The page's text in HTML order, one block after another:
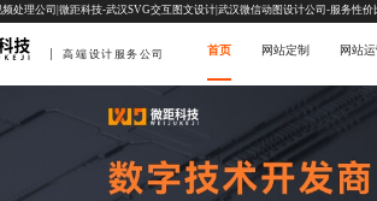
处理公司|微距科技-武汉SVG交互图文设计|武汉微信动图设计公司-服务性价
高端设计服务公司 首页 网站定制 网站